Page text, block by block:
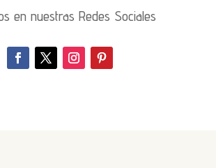
en nuestras Redes Sociales